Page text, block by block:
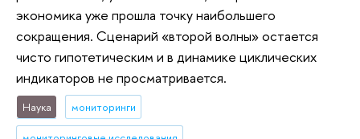
экономика уже прошла точку наибольшего
сокращения. Сценарий «второй волны» остается
чисто гипотетическим и в динамике циклических
индикаторов не просматривается.
Наука мониторинги